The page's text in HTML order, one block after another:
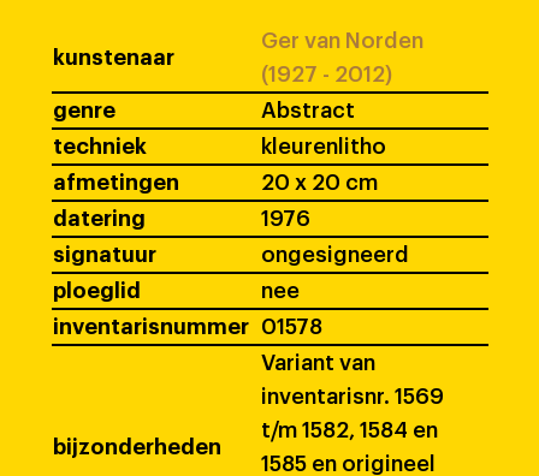
kunstenaar
Ger van Norden
(1927 - 2012)
genre
Abstract
techniek
kleurenlitho
afmetingen
20 x 20 cm
datering
1976
signatuur
ongesigneerd
ploeglid
nee
inventarisnummer
01578
bijzonderheden
Variant van
inventarisnr. 1569
t/m 1582, 1584 en
1585 en origineel